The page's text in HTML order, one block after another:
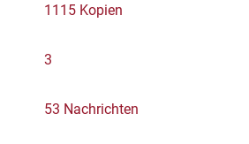
1115 Kopien
3
53 Nachrichten